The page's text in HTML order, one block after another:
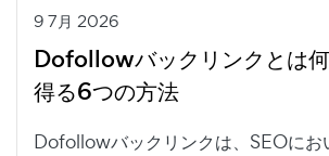
9 7月 2026
Dofollowバックリンクとは
得る6つの方法
Dofollowバックリンクは、SEOにお